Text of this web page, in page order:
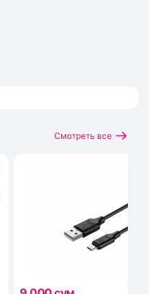
Смотреть все